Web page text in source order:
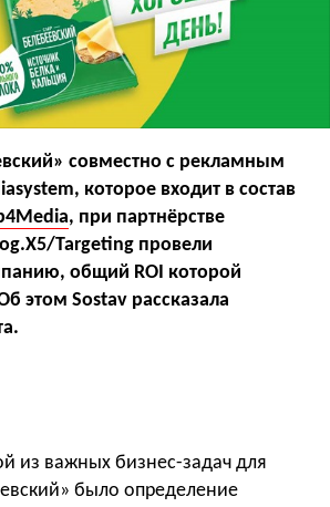
совместно с рекламным
которое входит в состав
, при партнёрстве
Targeting провели
общий ROI которой
этом Sostav рассказала
из важных бизнес-задач для
было определение